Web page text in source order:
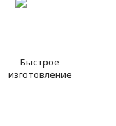
Быстрое
изготовление